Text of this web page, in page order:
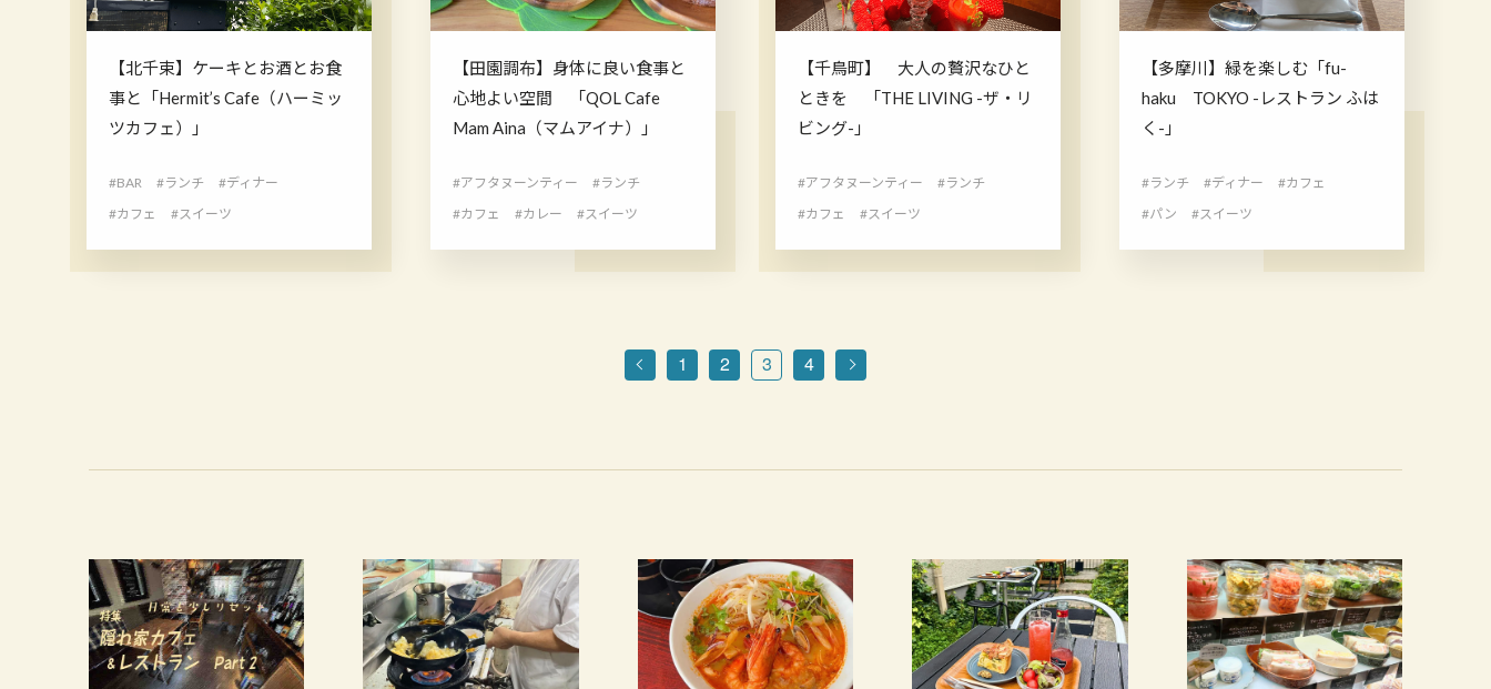
【北千束】ケーキとお酒とお食
事と「​​​​​​​​​​​​Hermit’s Cafe（ハーミッ
ツカフェ）」
#BAR #ランチ
#ディナー
#カフェ
#スイーツ
【田園調布】身体に良い食事と
心地よい空間 「QOL Cafe
Mam Aina（マムアイナ）」
#アフタヌーンティー
#ランチ
#カフェ
#カレー #スイーツ
【千鳥町】 大人の贅沢なひと
ときを 「THE LIVING -ザ・リ
ビング-」
#アフタヌーンティー
#ランチ
#カフェ
#スイーツ
【多摩川】緑を楽しむ「fu-
haku TOKYO -レストラン ふは
く-」
#ランチ #ディナー
#カフェ
#パン
#スイーツ
1 2 3 4